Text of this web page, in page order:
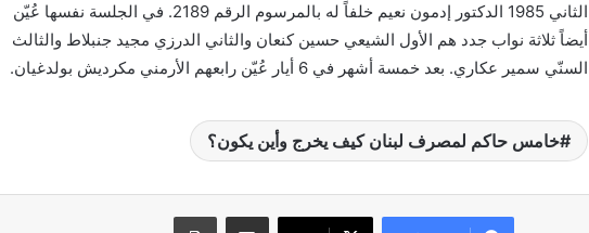
الثاني 1985 الدكتور إدمون نعيم خلفاً له بالمرسوم الرقم 2189. في الجلسة نفسها عُيّن
أيضاً ثلاثة نواب جدد هم الأول الشيعي حسين كنعان والثاني الدرزي مجيد جنبلاط والثالث
السنّي سمير عكاري. بعد خمسة أشهر في 6 أيار عُيّن رابعهم الأرمني مكرديش بولدغيان.
خامس حاكم لمصرف لبنان كيف يخرج وأين يكون؟